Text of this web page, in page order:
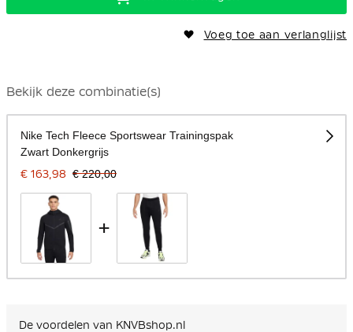
Voeg toe aan verlanglijst
Bekijk deze combinatie(s)
Nike Tech Fleece Sportswear Trainingspak
Zwart Donkergrijs
€ 163,98 € 220,00
+
De voordelen van KNVBshop.nl